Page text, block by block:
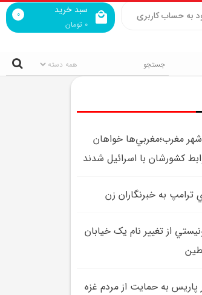
سبد خرید
0 تومان
0 به حساب کاربری
تظاهرات در 30 شهر مغرب؛مغربي‌ها خواهان
کشورشان با اسرائيل شدند
ترامپ به خبرنگاران زن
از تغییر نام یک خیابان
پاريس به حمايت از مردم غزه